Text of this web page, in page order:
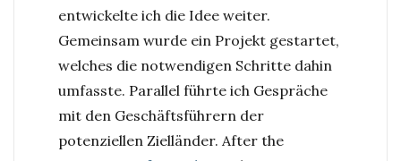
entwickelte ich die Idee weiter.
Gemeinsam wurde ein Projekt gestartet,
welches die notwendigen Schritte dahin
umfasste. Parallel führte ich Gespräche
mit den Geschäftsführern der
potenziellen Zielländer. After the